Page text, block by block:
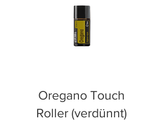
Oregano Touch
Roller (verdünnt)